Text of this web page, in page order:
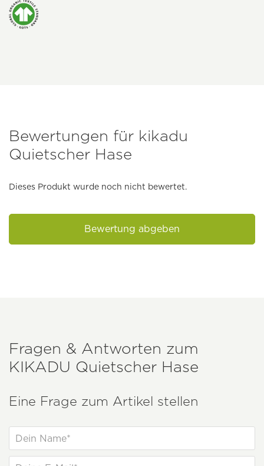
Bewertungen für kikadu
Quietscher Hase
Dieses Produkt wurde noch nicht bewertet.
Bewertung abgeben
Fragen & Antworten zum
KIKADU Quietscher Hase
Eine Frage zum Artikel stellen